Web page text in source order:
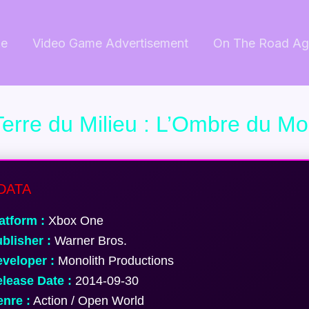
Video Game Advertisement On The Road
du Milieu : L’Ombre du
: Xbox One
: Warner Bros.
: Monolith Productions
Date : 2014-09-30
: Action / Open World